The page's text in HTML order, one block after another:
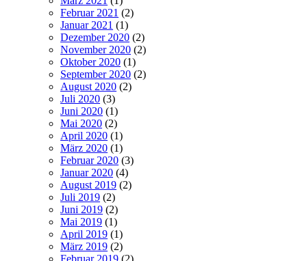
Februar 2021 (2)
Januar 2021 (1)
Dezember 2020 (2)
November 2020 (2)
Oktober 2020 (1)
September 2020 (2)
August 2020 (2)
Juli 2020 (3)
Juni 2020 (1)
Mai 2020 (2)
April 2020 (1)
März 2020 (1)
Februar 2020 (3)
Januar 2020 (4)
August 2019 (2)
Juli 2019 (2)
Juni 2019 (2)
Mai 2019 (1)
April 2019 (1)
März 2019 (2)
Februar 2019 (2)